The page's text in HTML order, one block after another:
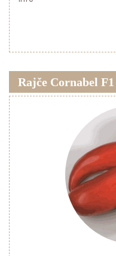
Kapie
Lilky,
Rajče Cornabel